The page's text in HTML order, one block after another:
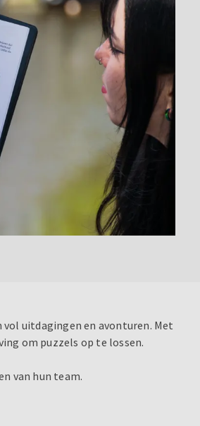
uitdagingen en avonturen. Met
om puzzels op te lossen.
van hun team.